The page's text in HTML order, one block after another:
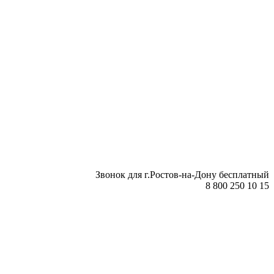
Звонок для г.Ростов-на-Дону бесплатный
8 800 250 10 15